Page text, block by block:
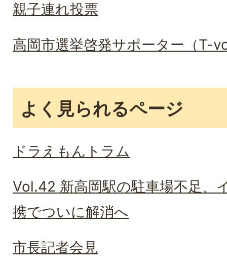
親子連れ投票
高岡市選挙啓発サポーター（T-
よく見られるページ
ドラえもんトラム
Vol.42 新高岡駅の駐車場不足、
携でついに解消へ
市長記者会見